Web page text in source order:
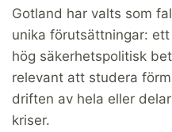
Gotland har valts som
unika förutsättningar:
hög säkerhetspolitisk
relevant att studera
driften av hela eller
kriser.